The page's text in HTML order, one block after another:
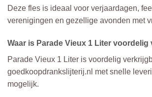
Deze fles is ideaal voor verjaardagen,
verenigingen en gezellige avonden met
Waar is Parade Vieux 1 Liter voordelig
Parade Vieux 1 Liter is voordelig
goedkoopdrankslijterij.nl met snelle
mogelijk.